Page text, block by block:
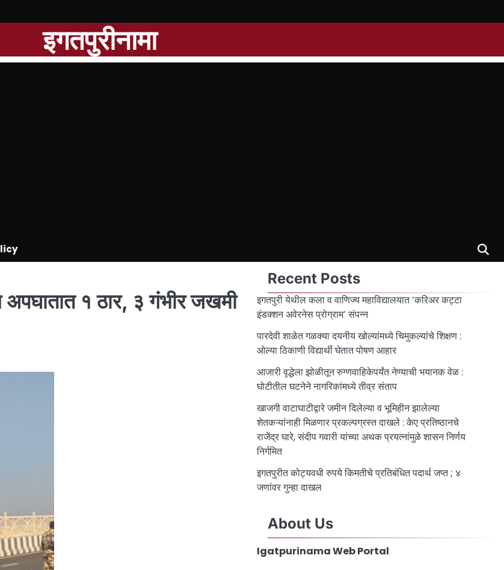
इगतपुरीनामा
अपघातात १ ठार, ३ गंभीर जखमी
Recent Posts
इगतपुरी येथील कला व वाणिज्य महाविद्यालयात ‘करिअर कट्टा
इंडक्शन अवेरनेस प्रोग्राम’ संपन्न
पारदेवी शाळेत गळक्या दयनीय खोल्यांमध्ये चिमुकल्यांचे शिक्षण :
ओल्या ठिकाणी विद्यार्थी घेतात पोषण आहार
आजारी वृद्धेला झोळीतून रुग्णवाहिकेपर्यंत नेण्याची भयानक वेळ :
घोटीतील घटनेने नागरिकांमध्ये तीव्र संताप
खाजगी वाटाघाटीद्वारे जमीन दिलेल्या व भूमिहीन झालेल्या
शेतकऱ्यांनाही मिळणार प्रकल्पग्रस्त दाखले : केए प्रतिष्ठानचे
राजेंद्र घारे, संदीप गवारी यांच्या अथक प्रयत्नांमुळे शासन निर्णय
निर्गमित
इगतपुरीत कोट्यवधी रुपये किमतीचे प्रतिबंधित पदार्थ जप्त ; ४
जणांवर गुन्हा दाखल
About Us
Igatpurinama Web Portal